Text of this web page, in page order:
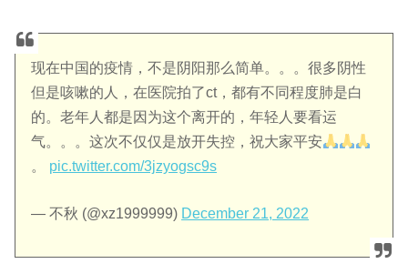
现在中国的疫情，不是阴阳那么简单。。。很多阴性
但是咳嗽的人，在医院拍了ct，都有不同程度肺是白
的。老年人都是因为这个离开的，年轻人要看运
气。。。这次不仅仅是放开失控，祝大家平安
。 pic.twitter.com/3jzyogsc9s
— 不秋 (@xz1999999) December 21, 2022